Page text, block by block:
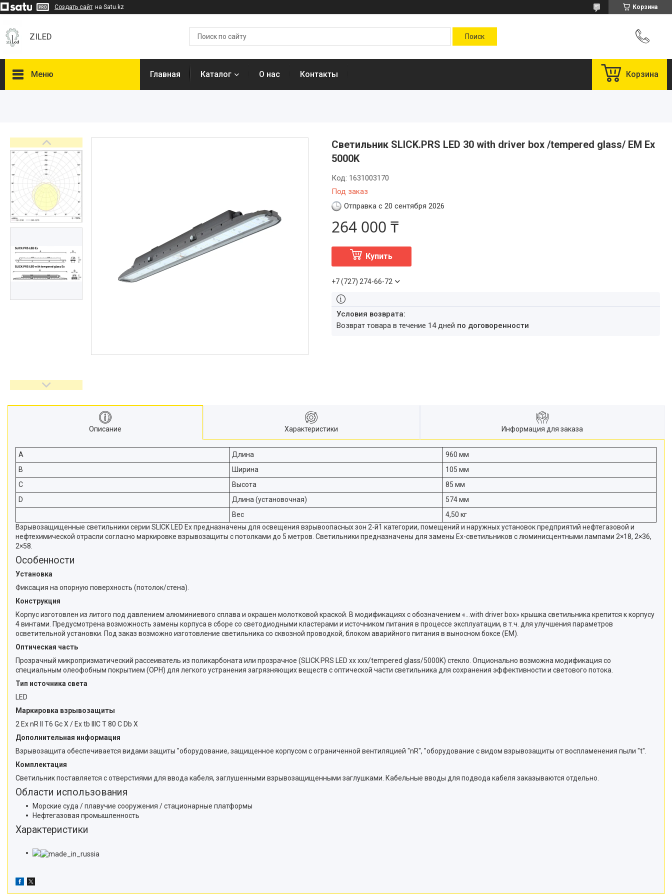
Создать сайт на Satu.kz Корзина
ZILED
Меню
ФАРЛАЙТ
АСТЗ
NLCO
INNOLUX
О нас
Отзывы
Главная Каталог О нас Контакты Корзина
Светильник SLICK.PRS LED 30 with driver box /tempered glass/ EM Ex
5000K
Под заказ
Код: 1631003170
Отправка с 20 сентября 2026
264 000 ₸
Купить
+7 (727) 274-66-72
возврат товара в течение 14 дней по договоренности
Описание Характеристики Информация для заказа
A Длина
960 мм
B
Ширина
105 мм
C
Высота
85 мм
D
Длина (установочная)
574 мм
Вес
4,50 кг
Взрывозащищенные светильники серии SLICK LED Ex предназначены для освещения взрывоопасных зон 2-й1 категории, помещений и наружных установок предприятий нефтегазовой и
нефтехимической отрасли согласно маркировке взрывозащиты с потолками до 5 метров. Светильники предназначены для замены Ex-светильников с люминисцентными лампами 2×18, 2×36,
2×58.
Особенности
Установка
Фиксация на опорную поверхность (потолок/стена).
Конструкция
Корпус изготовлен из литого под давлением алюминиевого сплава и окрашен молотковой краской. В модификациях с обозначением «…with driver box» крышка светильника крепится к корпусу
4 винтами. Предусмотрена возможность замены корпуса в сборе со светодиодными кластерами и источником питания в процессе эксплуатации, в т.ч. для улучшения параметров
осветительной установки. Под заказ возможно изготовление светильника со сквозной проводкой, блоком аварийного питания в выносном боксе (EM).
Оптическая часть
Прозрачный микропризматический рассеиватель из поликарбоната или прозрачное (SLICK.PRS LED xx xxx/tempered glass/5000K) стекло. Опционально возможна модификация со
специальным олеофобным покрытием (OPH) для легкого устранения загрязняющих веществ с оптической части светильника для сохранения эффективности и светового потока.
Тип источника света
LED
Маркировка взрывозащиты
2 Ex nR II T6 Gc X / Ex tb IIIC T 80 C Db X
Дополнительная информация
Взрывозащита обеспечивается видами защиты "оборудование, защищенное корпусом с ограниченной вентиляцией "nR", "оборудование с видом взрывозащиты от воспламенения пыли "t".
Комплектация
Светильник поставляется с отверстиями для ввода кабеля, заглушенными взрывозащищенными заглушками. Кабельные вводы для подвода кабеля заказываются отдельно.
Области использования
Морские суда / плавучие сооружения / стационарные платформы
Нефтегазовая промышленность
Характеристики